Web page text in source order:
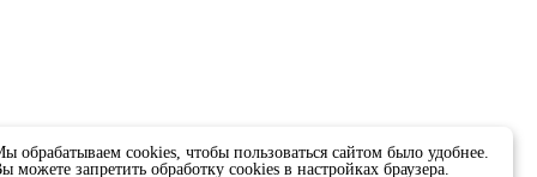
обрабатываем cookies, чтобы пользоваться сайтом было удобнее.
можете запретить обработку cookies в настройках браузера.